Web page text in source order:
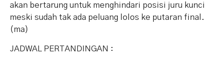
akan bertarung untuk menghindari posisi juru kunci
meski sudah tak ada peluang lolos ke putaran final.
(ma)
JADWAL PERTANDINGAN :